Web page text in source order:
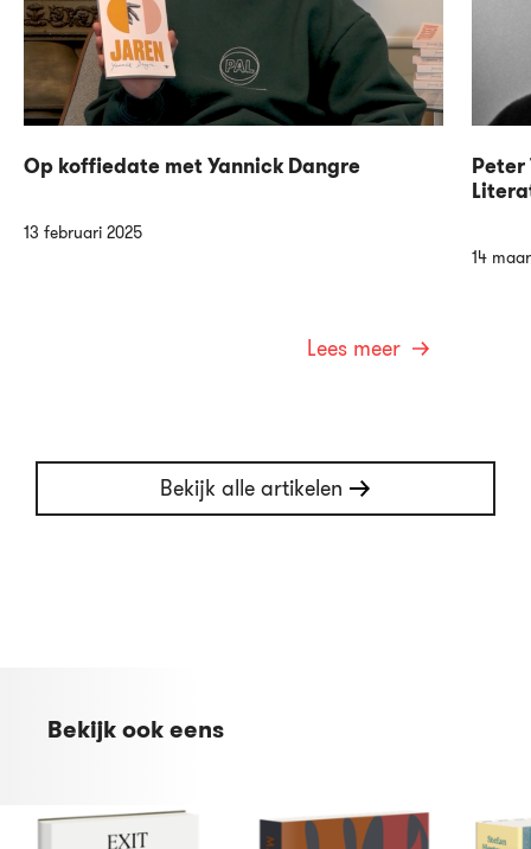
13 februari 2025
Op koffiedate met Yannick Dangre
Lees meer
14
Peter
Bekijk alle artikelen
Bekijk ook eens